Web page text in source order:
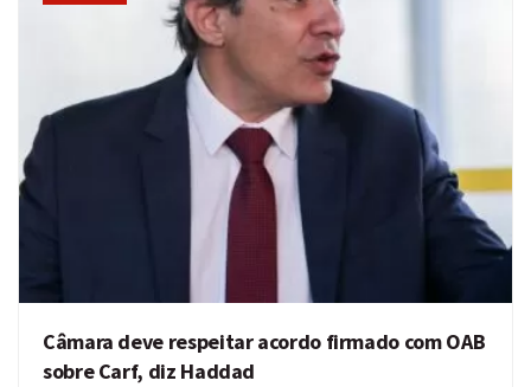
Câmara deve respeitar acordo firmado com OAB
sobre Carf, diz Haddad